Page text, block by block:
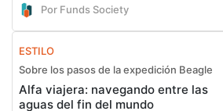
Por Funds Society
ESTILO
Sobre los pasos de la expedición Beagle
Alfa viajera: navegando entre las
aguas del fin del mundo